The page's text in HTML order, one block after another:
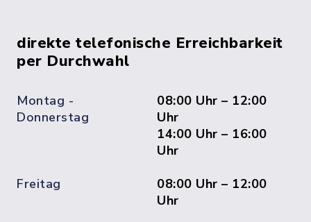
direkte telefonische Erreichbarkeit
per Durchwahl
Montag -
Donnerstag
08:00 Uhr – 12:00
Uhr
14:00 Uhr – 16:00
Uhr
Freitag
08:00 Uhr – 12:00
Uhr